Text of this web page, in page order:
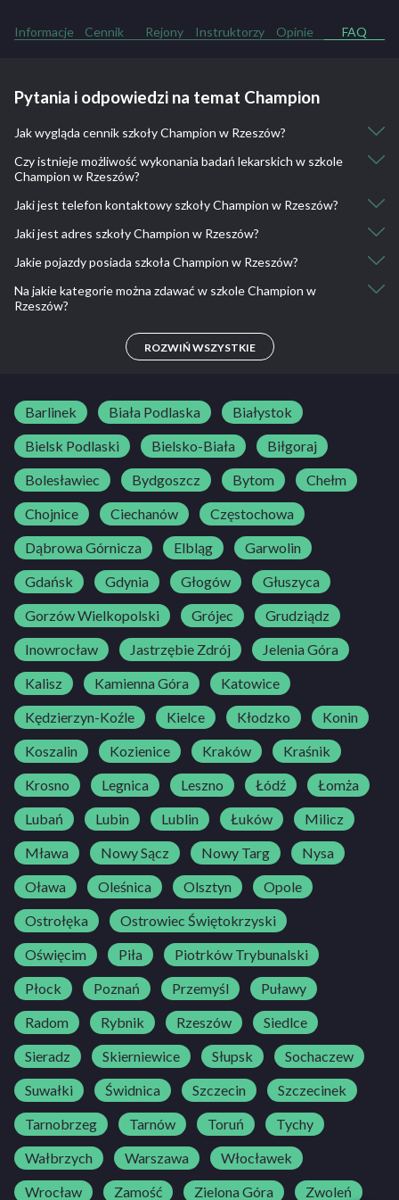
Informacje Cennik Rejony Instruktorzy Opinie FAQ
Pytania i odpowiedzi na temat Champion
Jak wygląda cennik szkoły Champion w Rzeszów?
Kurs kat. B: 1900
Kurs kat. B dla uczniów: 1800
Kurs kat. A i B: 3300
Kurs kat. Am: 800
Kurs kat. A1: 1300
Kurs kat. A2: 1600
Kurs kat. A: 1800
Kurs kat. A dla A2: 900
Jazdy doszkalające kat. Am, A1, A2, A: 80
Czy istnieje możliwość wykonania badań lekarskich w szkole
Champion w Rzeszów?
Nie, nie ma takiej możliwości.
Jaki jest telefon kontaktowy szkoły Champion w Rzeszów?
510 246 708
Jaki jest adres szkoły Champion w Rzeszów?
ul. Rejtana 3 rzeszów
ul. Trembeckiego 3, ul. Trembeckiego 10
Jakie pojazdy posiada szkoła Champion w Rzeszów?
Hyundai i20, Honda CBF 125, Junak 902, Yamaha XJ6N
Na jakie kategorie można zdawać w szkole Champion w
Rzeszów?
ROZWIŃ WSZYSTKIE
Barlinek Biała Podlaska
Białystok
Bielsk Podlaski
Bielsko-Biała
Biłgoraj
Bolesławiec
Bydgoszcz Bytom
Chełm
Chojnice
Ciechanów
Częstochowa
Dąbrowa Górnicza
Elbląg
Garwolin
Gdańsk
Gdynia Głogów
Głuszyca
Gorzów Wielkopolski
Grójec
Grudziądz
Inowrocław
Jastrzębie Zdrój
Jelenia Góra
Kalisz
Kamienna Góra
Katowice
Kędzierzyn-Koźle
Kielce Kłodzko
Konin
Koszalin
Kozienice Kraków
Kraśnik
Krosno
Legnica Leszno Łódź
Łomża
Lubań
Lubin Lublin Łuków
Milicz
Mława
Nowy Sącz Nowy Targ
Nysa
Oława
Oleśnica Olsztyn
Opole
Ostrołęka
Ostrowiec Świętokrzyski
Oświęcim
Piła
Piotrków Trybunalski
Płock
Poznań Przemyśl
Puławy
Radom
Rybnik Rzeszów
Siedlce
Sieradz
Skierniewice Słupsk
Sochaczew
Suwałki
Świdnica Szczecin
Szczecinek
Tarnobrzeg
Tarnów Toruń
Tychy
Wałbrzych
Warszawa
Włocławek
Wrocław
Zamość Zielona Góra Zwoleń